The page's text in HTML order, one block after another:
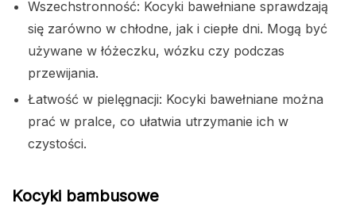
Wszechstronność: Kocyki bawełniane sprawdzają
się zarówno w chłodne, jak i ciepłe dni. Mogą być
używane w łóżeczku, wózku czy podczas
przewijania.
Łatwość w pielęgnacji: Kocyki bawełniane można
prać w pralce, co ułatwia utrzymanie ich w
czystości.
Kocyki bambusowe